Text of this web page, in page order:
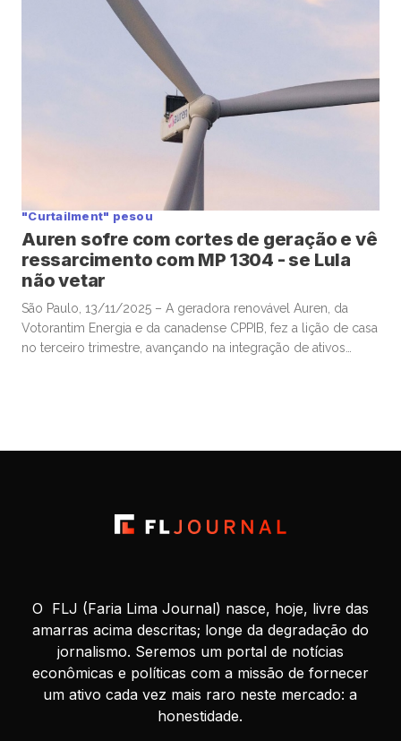
nos próximos anos que geraram alguma preocupação […]
"Curtailment" pesou
Auren sofre com cortes de geração e vê
ressarcimento com MP 1304 - se Lula
não vetar
São Paulo, 13/11/2025 – A geradora renovável Auren, da
Votorantim Energia e da canadense CPPIB, fez a lição de casa
no terceiro trimestre, avançando na integração de ativos
O FLJ (Faria Lima Journal) nasce, hoje, livre das
amarras acima descritas; longe da degradação do
jornalismo. Seremos um portal de notícias
econômicas e políticas com a missão de fornecer
um ativo cada vez mais raro neste mercado: a
honestidade.